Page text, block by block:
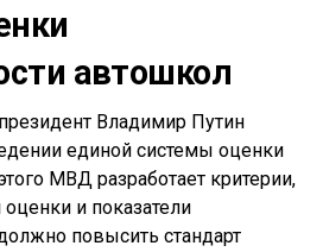
автошкол
Владимир Путин
единой системы оценки
МВД разработает критерии,
и показатели
повысить стандарт